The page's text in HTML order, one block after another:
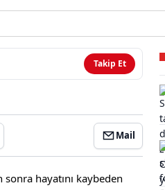
Takip Et
Mail
hayatını kaybeden